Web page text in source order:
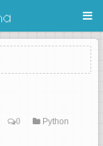
0 Python